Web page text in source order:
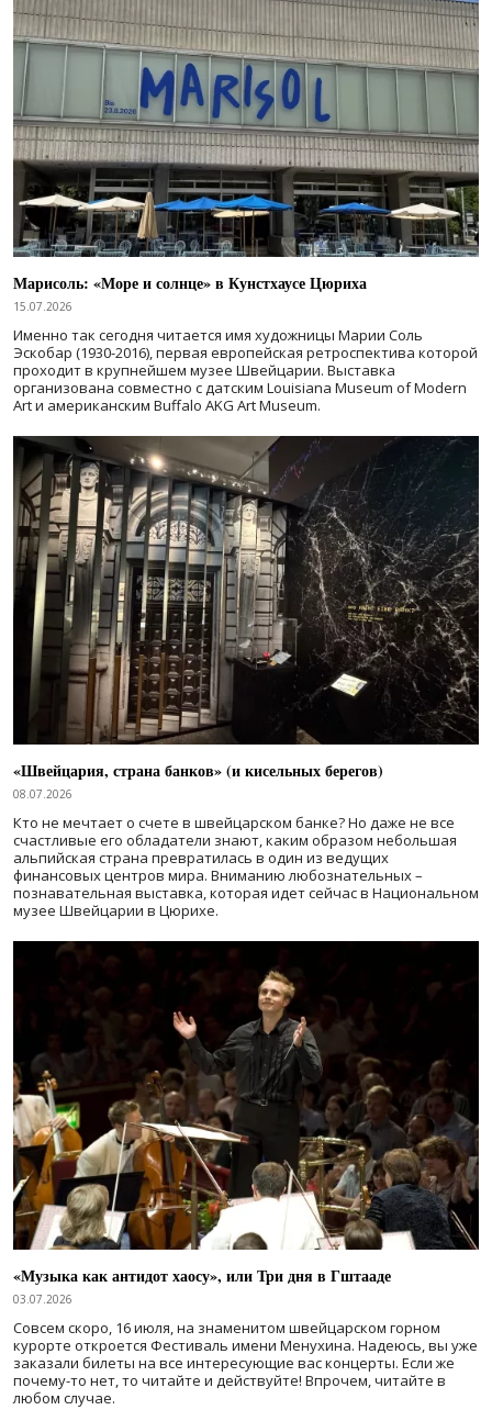
Марисоль: «Море и солнце» в Кунстхаусе Цюриха
15.07.2026
Именно так сегодня читается имя художницы Марии Соль
Эскобар (1930-2016), первая европейская ретроспектива которой
проходит в крупнейшем музее Швейцарии. Выставка
организована совместно с датским Louisiana Museum of Modern
Art и американским Buffalo AKG Art Museum.
«Швейцария, страна банков» (и кисельных берегов)
08.07.2026
Кто не мечтает о счете в швейцарском банке? Но даже не все
счастливые его обладатели знают, каким образом небольшая
альпийская страна превратилась в один из ведущих
финансовых центров мира. Вниманию любознательных –
познавательная выставка, которая идет сейчас в Национальном
музее Швейцарии в Цюрихе.
«Музыка как антидот хаосу», или Три дня в Гштааде
03.07.2026
Совсем скоро, 16 июля, на знаменитом швейцарском горном
курорте откроется Фестиваль имени Менухина. Надеюсь, вы уже
заказали билеты на все интересующие вас концерты. Если же
почему-то нет, то читайте и действуйте! Впрочем, читайте в
любом случае.